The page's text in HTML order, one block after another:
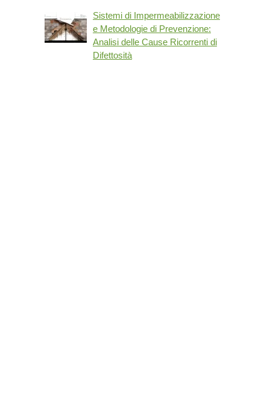
Sistemi di Impermeabilizzazione
e Metodologie di Prevenzione:
Analisi delle Cause Ricorrenti di
Difettosità